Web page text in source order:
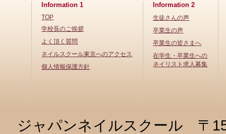
Information 1
TOP
学校長のご挨拶
よく頂く質問
ネイルスクール東京へのアクセス
個人情報保護方針
Information 2
生徒さんの声
卒業生の声
卒業生の皆さまへ
在学生・卒業生への
ネイリスト求人募集
ジャパンネイルスクール 〒